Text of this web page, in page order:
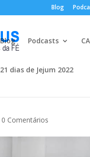
Blog
Blog Podcasts
21 dias de Jejum 2022
0 Comentários